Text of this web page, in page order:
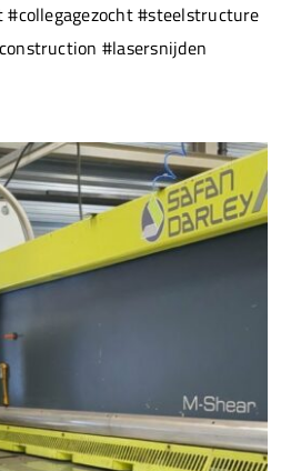
#steelstructure
#lasersnijden